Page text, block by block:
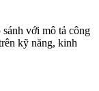
với mô tả công
kỹ năng, kinh